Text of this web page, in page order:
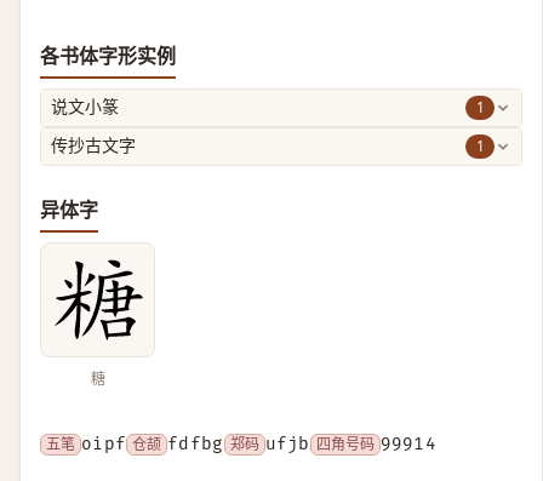
各书体字形实例
说文小篆 1
传抄古文字 1
异体字
糖
五笔 oipf 仓颉 fdfbg 郑码 ufjb 四角号码 99914